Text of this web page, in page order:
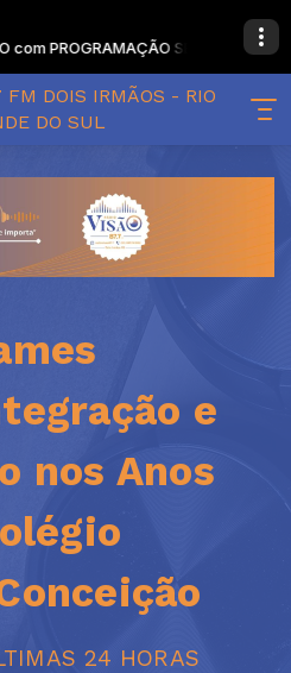
PROGRAMAÇÃO SEM LOCUTOR
FM DOIS IRMÃOS - RIO
DO SUL
e
nos Anos
24 HORAS